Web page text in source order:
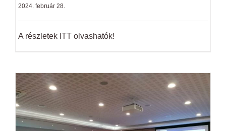
2024. február 28.
A részletek ITT olvashatók!